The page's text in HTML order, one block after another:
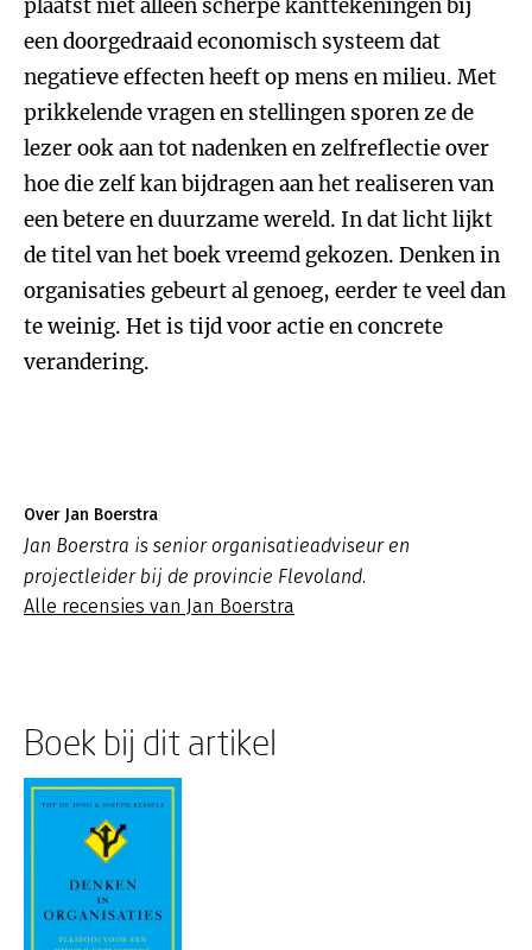
plaatst niet alleen scherpe kanttekeningen bij
een doorgedraaid economisch systeem dat
negatieve effecten heeft op mens en milieu. Met
prikkelende vragen en stellingen sporen ze de
lezer ook aan tot nadenken en zelfreflectie over
hoe die zelf kan bijdragen aan het realiseren van
een betere en duurzame wereld. In dat licht lijkt
de titel van het boek vreemd gekozen. Denken in
organisaties gebeurt al genoeg, eerder te veel dan
te weinig. Het is tijd voor actie en concrete
verandering.
Over Jan Boerstra
Jan Boerstra is senior organisatieadviseur en
projectleider bij de provincie Flevoland.
Alle recensies van Jan Boerstra
Boek bij dit artikel